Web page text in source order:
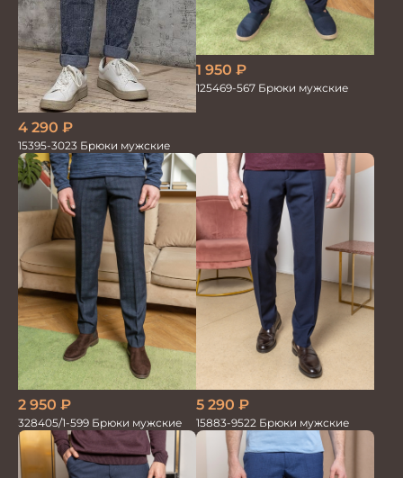
4 290 ₽
15395-3023 Брюки мужские
1 950 ₽
125469-567 Брюки мужские
2 950 ₽
328405/1-599 Брюки мужские
5 290 ₽
15883-9522 Брюки мужские